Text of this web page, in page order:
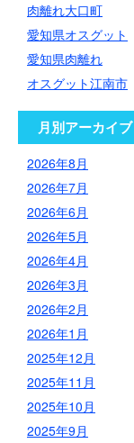
肉離れ大口町
愛知県オスグット
愛知県肉離れ
オスグット江南市
月別アーカイブ
2026年8月
2026年7月
2026年6月
2026年5月
2026年4月
2026年3月
2026年2月
2026年1月
2025年12月
2025年11月
2025年10月
2025年9月